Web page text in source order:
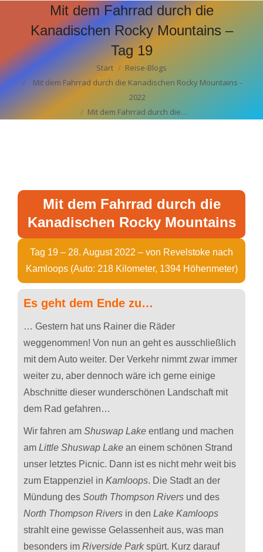
Mit dem Fahrrad durch die
Kanadischen Rocky Mountains –
Tag 19
Sie befinden sich hier:
Start
Reise-Blogs
Mit dem Fahrrad durch die Kanadischen Rocky Mountains -
2022
Mit dem Fahrrad durch die…
Mit dem Fahrrad durch die
Kanadischen Rocky Mountains
Tag 19 – 28. August 2022 – von Revelstoke nach
Kamloops (Auto: 218 Kilometer, 1394 Höhenmeter)
Es geht dem Ende zu…
… Gestern hat uns Rainer die Räder
weggenommen! Von nun an geht es ausschließlich
mit dem Auto weiter. Der Verkehr nimmt zwar immer
weiter zu, aber dennoch wäre ich gerne einige
Abschnitte dieser wunderschönen Landschaft mit
dem Rad gefahren…
Wir fahren am Shuswap Lake entlang und machen
am Little Shuswap Lake an einem schönen Strand
unser letztes Picnic. Dann ist es nicht mehr weit bis
zum Etappenziel in Kamloops. Die Stadt an der
Mündung des South Thompson Rivers und des
North Thompson Rivers in den Lake Kamloops
strahlt eine gewisse Gelassenheit aus, was man
besonders im Riverside Parkspürt. Kurz darauf